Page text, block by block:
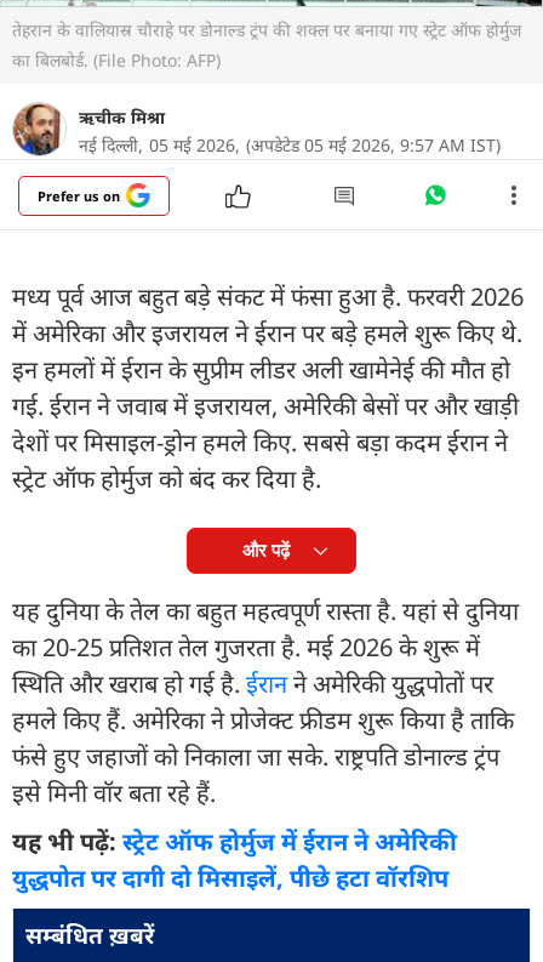
तेहरान के वालियास्र चौराहे पर डोनाल्ड ट्रंप की शक्ल पर बनाया गए स्ट्रेट ऑफ होर्मुज
का बिलबोर्ड. (File Photo: AFP)
ऋचीक मिश्रा
नई दिल्ली, 05 मई 2026, (अपडेटेड 05 मई 2026, 9:57 AM IST)
Prefer us on
मध्य पूर्व आज बहुत बड़े संकट में फंसा हुआ है. फरवरी 2026
में अमेरिका और इजरायल ने ईरान पर बड़े हमले शुरू किए थे.
इन हमलों में ईरान के सुप्रीम लीडर अली खामेनेई की मौत हो
गई. ईरान ने जवाब में इजरायल, अमेरिकी बेसों पर और खाड़ी
देशों पर मिसाइल-ड्रोन हमले किए. सबसे बड़ा कदम ईरान ने
स्ट्रेट ऑफ होर्मुज को बंद कर दिया है.
और पढ़ें
यह दुनिया के तेल का बहुत महत्वपूर्ण रास्ता है. यहां से दुनिया
का 20-25 प्रतिशत तेल गुजरता है. मई 2026 के शुरू में
स्थिति और खराब हो गई है. ईरानने अमेरिकी युद्धपोतों पर
हमले किए हैं. अमेरिका ने प्रोजेक्ट फ्रीडम शुरू किया है ताकि
फंसे हुए जहाजों को निकाला जा सके. राष्ट्रपति डोनाल्ड ट्रंप
इसे मिनी वॉर बता रहे हैं.
यह भी पढ़ें: स्ट्रेट ऑफ होर्मुज में ईरान ने अमेरिकी
युद्धपोत पर दागी दो मिसाइलें, पीछे हटा वॉरशिप
सम्बंधित ख़बरें